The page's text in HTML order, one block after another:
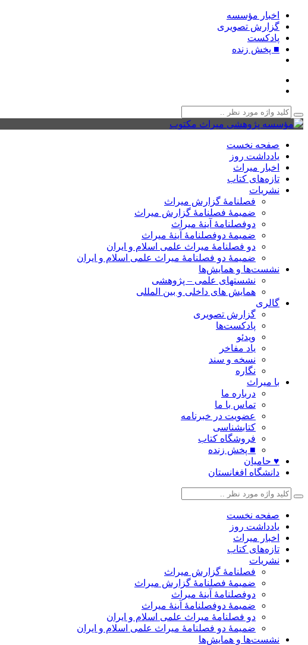
اخبار مؤسسه
گزارش تصویری
پادکست‌
■ پخش زنده
صفحه نخست
یادداشت روز
اخبار میراث
تازه‌های کتاب
نشریات
فصلنامۀ گزارش میراث
ضمیمۀ فصلنامۀ گزارش میراث
دوفصلنامۀ آینۀ میراث
ضمیمۀ دوفصلنامۀ آینۀ میراث
دو فصلنامۀ میراث علمی اسلام و ایران
ضمیمۀ دو فصلنامۀ میراث علمی اسلام و ایران
نشست‌ها و همایش‌ها
نشستهای علمی – پژوهشی
همایش های داخلی و بین المللی
گالری
گزارش تصویری
پادکست‌ها
ویدئو
یاد مفاخر
نسخه و سند
نگاره
با میراث
درباره ما
تماس با ما
عضویت در خبرنامه
کتابشناسی
فروشگاه کتاب
■ پخش زنده
♥ حامیان
دانشگاه افغانستان
صفحه نخست
یادداشت روز
اخبار میراث
تازه‌های کتاب
نشریات
فصلنامۀ گزارش میراث
ضمیمۀ فصلنامۀ گزارش میراث
دوفصلنامۀ آینۀ میراث
ضمیمۀ دوفصلنامۀ آینۀ میراث
دو فصلنامۀ میراث علمی اسلام و ایران
ضمیمۀ دو فصلنامۀ میراث علمی اسلام و ایران
نشست‌ها و همایش‌ها